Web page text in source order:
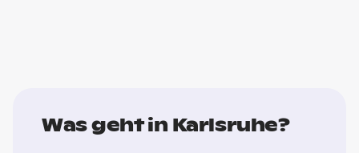
Was geht in Karlsruhe?